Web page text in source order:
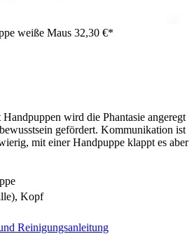
weiße Maus 32,30 €*
wird die Phantasie angeregt
gefördert. Kommunikation ist
mit einer Handpuppe klappt es aber
Kopf
Reinigungsanleitung